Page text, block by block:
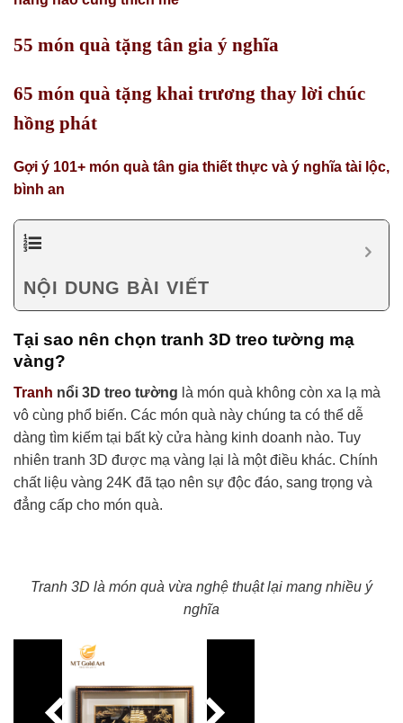
55 món quà tặng tân gia ý nghĩa
65 món quà tặng khai trương thay lời chúc
hồng phát
Gợi ý 101+ món quà tân gia thiết thực và ý nghĩa tài lộc,
bình an
NỘI DUNG BÀI VIẾT
Tại sao nên chọn tranh 3D treo tường mạ
vàng?
Tranh nổi 3D treo tường là món quà không còn xa lạ mà
vô cùng phổ biến. Các món quà này chúng ta có thể dễ
dàng tìm kiếm tại bất kỳ cửa hàng kinh doanh nào. Tuy
nhiên tranh 3D được mạ vàng lại là một điều khác. Chính
chất liệu vàng 24K đã tạo nên sự độc đáo, sang trọng và
đẳng cấp cho món quà.
Tranh 3D là món quà vừa nghệ thuật lại mang nhiều ý
nghĩa